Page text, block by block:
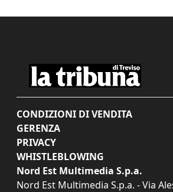
CONDIZIONI DI VENDITA
GERENZA
PRIVACY
WHISTLEBLOWING
Nord Est Multimedia S.p.a.
Nord Est Multimedia S.p.a. - Via